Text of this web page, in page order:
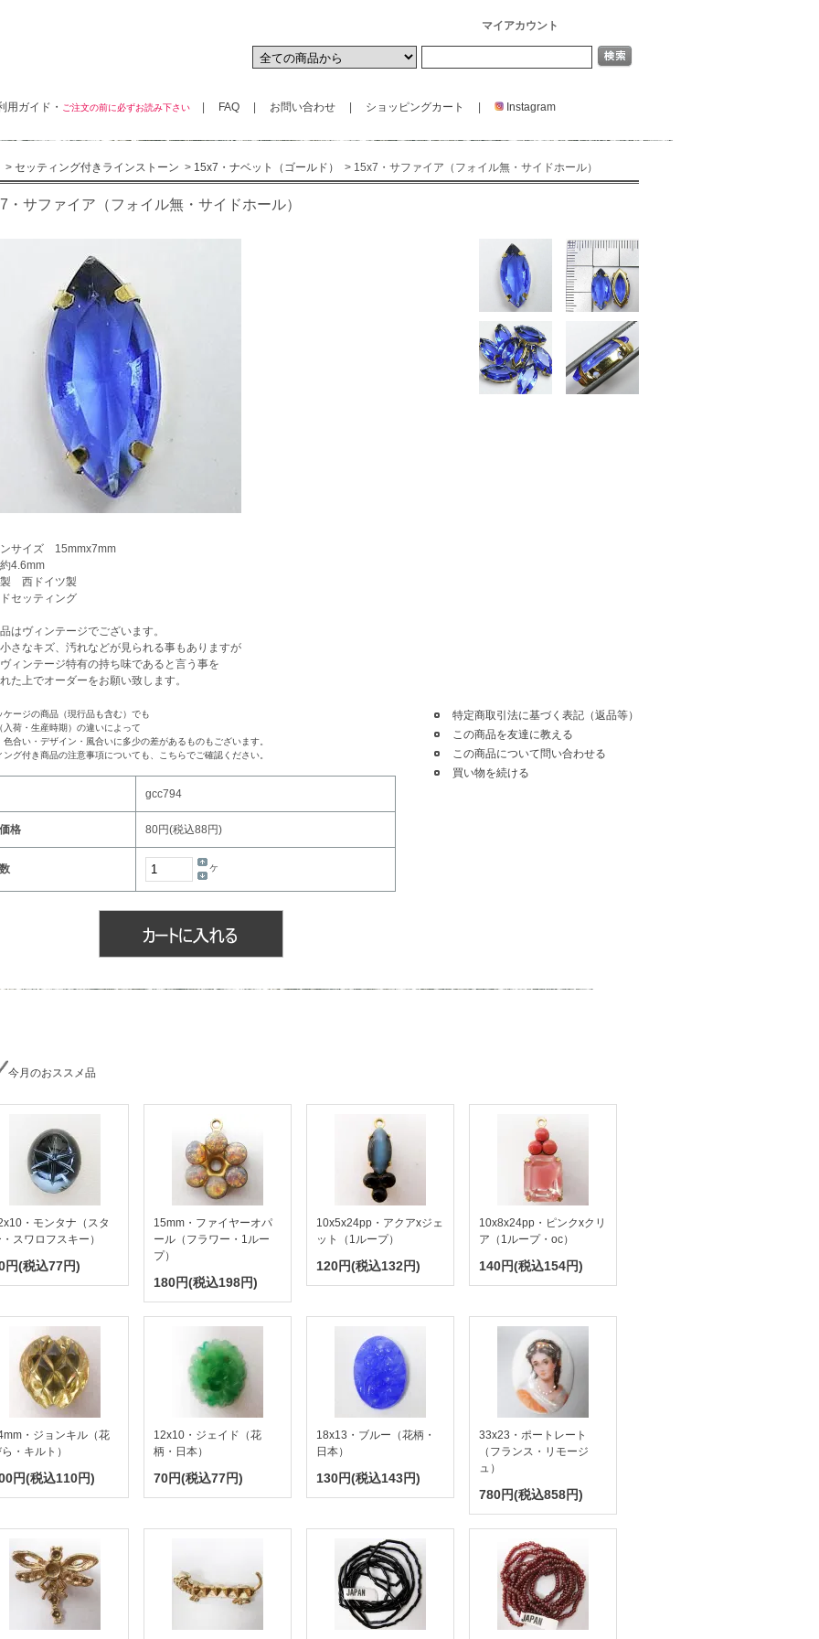
マイアカウント
ガイド・ ご注文の前に必ずお読み下さい FAQ お問い合わせ ショッピングカート Instagram
> セッティング付きラインストーン > 15x7・ナベット（ゴールド） > 15x7・サファイア（フォイル無・サイドホール）
・サファイア（フォイル無・サイドホール）
サイズ 15mmx7mm
4.6mm
西ドイツ製
セッティング
はヴィンテージでございます。
さなキズ、汚れなどが見られる事もありますが
ィンテージ特有の持ち味であると言う事を
た上でオーダーをお願い致します。
ケージの商品（現行品も含む）でも
入荷・生産時期）の違いによって
色合い・デザイン・風合いに多少の差があるものもございます。
ング付き商品の注意事項についても、こちらでご確認ください。
gcc794
格 80円(税込88円)
ヶ
特定商取引法に基づく表記（返品等）
この商品を友達に教える
この商品について問い合わせる
買い物を続ける
今月のおススメ品
・モンタナ（スタ
スワロフスキー）
円(税込77円)
15mm・ファイヤーオパ
ール（フラワー・1ルー
プ）
180円(税込198円)
10x5x24pp・アクアxジェ
ット（1ループ）
120円(税込132円)
10x8x24pp・ピンクxクリ
ア（1ループ・oc）
140円(税込154円)
・ジョンキル（花
・キルト）
円(税込110円)
12x10・ジェイド（花
柄・日本）
70円(税込77円)
18x13・ブルー（花柄・
日本）
130円(税込143円)
33x23・ポートレート
（フランス・リモージ
ュ）
780円(税込858円)